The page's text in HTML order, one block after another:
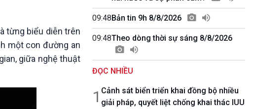
10 phút Sự kiện - Luận bàn
Câu chuyện thời sự
Dòng chảy sự kiện
Đối thoại
Chuyện đêm
từng biểu diễn trên
một con đường an
giữa nghệ thuật
09:48Bản tin 9h 8/8/2026
09:48Theo dòng thời sự sáng 8/8/2026
ĐỌC NHIỀU
1 Cảnh sát biển triển khai đồng bộ nhiều
giải pháp, quyết liệt chống khai thác IUU